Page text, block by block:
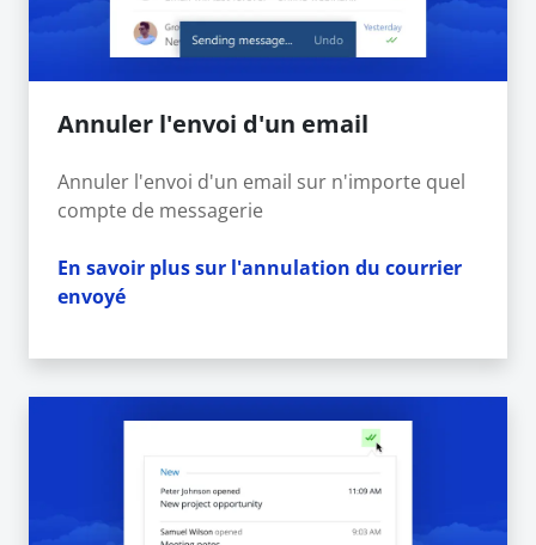
Annuler l'envoi d'un email
Annuler l'envoi d'un email sur n'importe quel
compte de messagerie
En savoir plus sur l'annulation du courrier
envoyé